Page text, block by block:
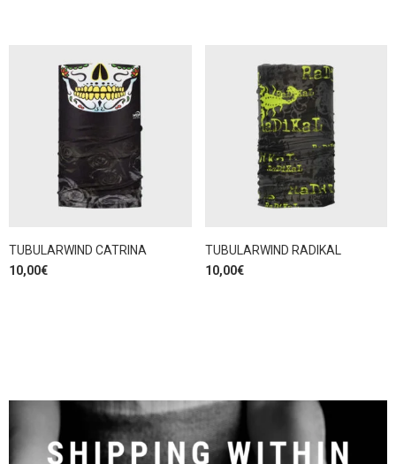
TUBULARWIND CATRINA
10,00€
TUBULARWIND RADIKAL
10,00€